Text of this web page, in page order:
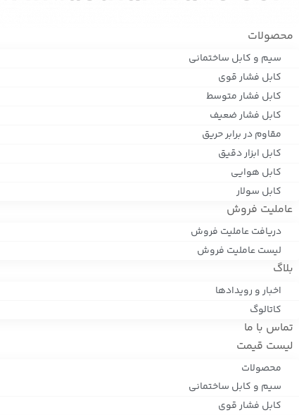
محصولات
سیم و کابل ساختمانی
کابل فشار قوی
کابل فشار متوسط
کابل فشار ضعیف
مقاوم در برابر حریق
کابل ابزار دقیق
کابل هوایی
کابل سولار
عاملیت فروش
دریافت عاملیت فروش
لیست عاملیت فروش
بلاگ
اخبار و رویدادها
کاتالوگ
تماس با ما
لیست قیمت
محصولات
سیم و کابل ساختمانی
کابل فشار قوی